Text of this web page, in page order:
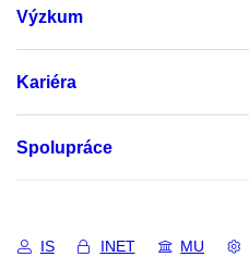
Výzkum
Kariéra
Spolupráce
IS INET MU